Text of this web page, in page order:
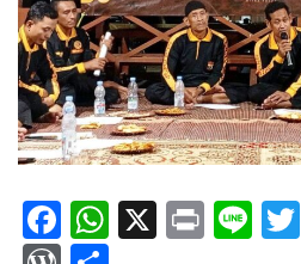
F W X Pr Li